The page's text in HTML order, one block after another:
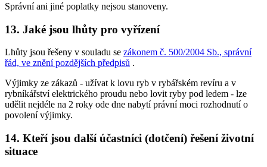
Správní ani jiné poplatky nejsou stanoveny.
13. Jaké jsou lhůty pro vyřízení
Lhůty jsou řešeny v souladu se zákonem č. 500/2004 Sb., správní
řád, ve znění pozdějších předpisů .
Výjimky ze zákazů - užívat k lovu ryb v rybářském revíru a v
rybníkářství elektrického proudu nebo lovit ryby pod ledem - lze
udělit nejdéle na 2 roky ode dne nabytí právní moci rozhodnutí o
povolení výjimky.
14. Kteří jsou další účastníci (dotčení) řešení životní
situace